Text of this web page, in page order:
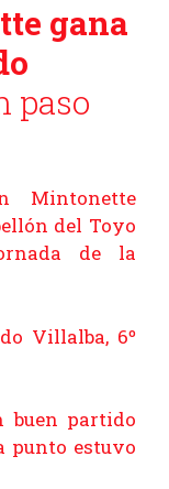
gana
paso
Mintonette
del Toyo
de la
Villalba, 6º
buen partido
punto estuvo